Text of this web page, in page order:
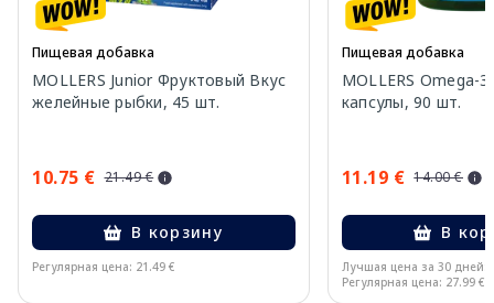
Пищевая добавка
MOLLERS Junior Фруктовый Вкус
желейные рыбки, 45 шт.
10.75 € 21.49 €
В корзину
Регулярная цена: 21.49 €
Пищевая добавка
MOLLERS Omega-
капсулы, 90 шт.
11.19 € 14.00 €
В
Лучшая цена за 30 дней:
Регулярная цена: 27.99 €